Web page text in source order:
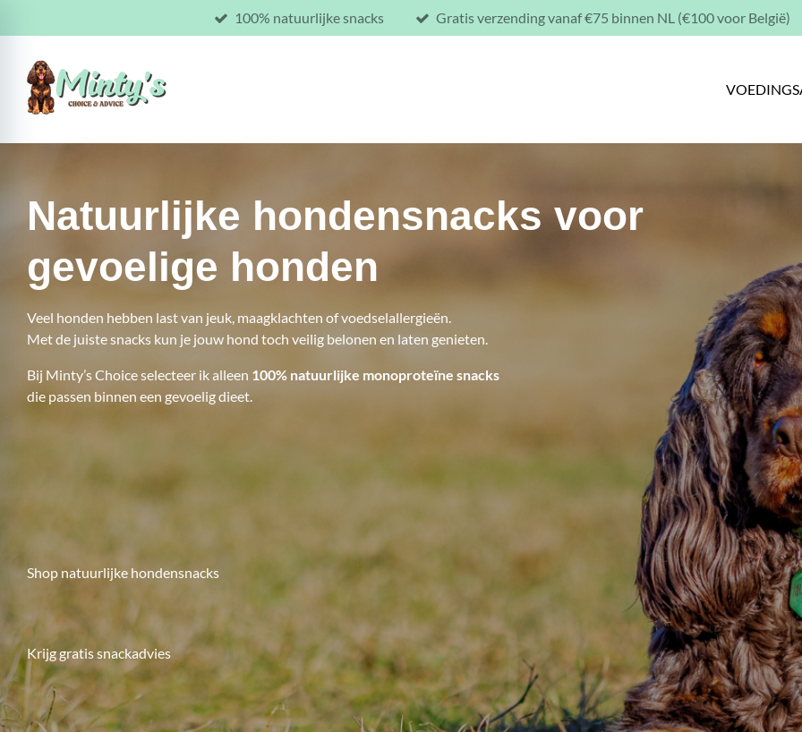
direct
naar
hoofdinhoud
100% natuurlijke snacks Gratis verzending vanaf €75 binnen NL (€100 voor België)
Natuurlijke hondensnacks voor
gevoelige honden
Veel honden hebben last van jeuk, maagklachten of voedselallergieën.
Met de juiste snacks kun je jouw hond toch veilig belonen en laten genieten.
Bij Minty’s Choice selecteer ik alleen 100% natuurlijke monoproteïne snacks
die passen binnen een gevoelig dieet.
Shop natuurlijke hondensnacks
Krijg gratis snackadvies